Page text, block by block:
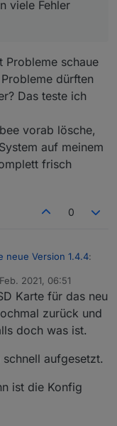
viele Fehler
Probleme schaue
dürften
Das teste ich
vorab lösche,
auf meinem
frisch
0
neue Version 1.4.4:
kann man im
an alle
Port Probleme
all die anderen
noch einmal.
Adapters im
Würde dann
2021, 06:51
Karte für das neu
zurück und
doch was ist.
aufgesetzt.
ist die Konfig